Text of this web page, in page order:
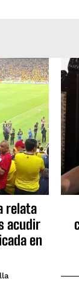
relata
acudir
en